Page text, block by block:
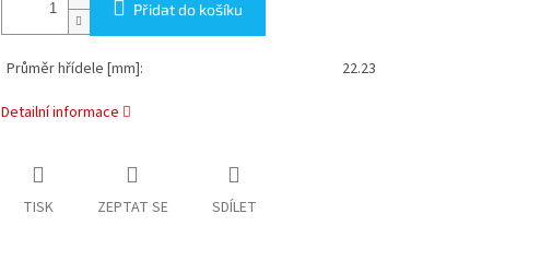
Přidat do košíku
Průměr hřídele [mm]:
22.23
Detailní informace
TISK ZEPTAT SE SDÍLET